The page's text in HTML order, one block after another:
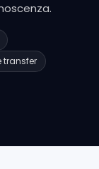
transfer